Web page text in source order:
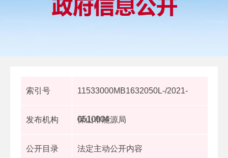
索引号 11533000MB1632050L-/2021-
0510004
发布机构 保山市能源局
公开目录 法定主动公开内容